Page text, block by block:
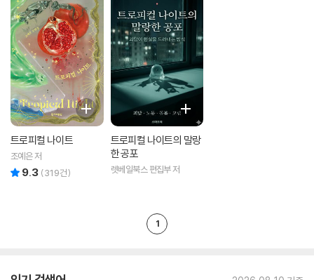
트로피컬 나이트
조예은 저
9.3 (319건)
트로피컬 나이트의 말랑
한 공포
렛베일북스 편집부 저
1